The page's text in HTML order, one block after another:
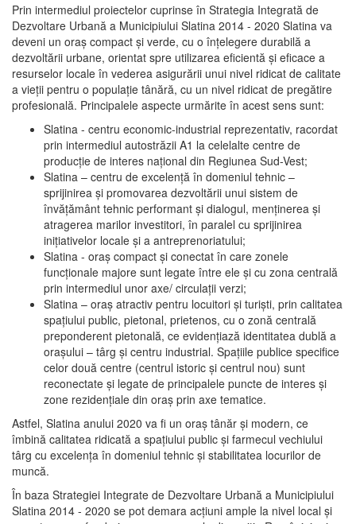
Prin intermediul proiectelor cuprinse în Strategia Integrată de
Dezvoltare Urbană a Municipiului Slatina 2014 - 2020 Slatina va
deveni un oraş compact şi verde, cu o înţelegere durabilă a
dezvoltării urbane, orientat spre utilizarea eficientă şi eficace a
resurselor locale în vederea asigurării unui nivel ridicat de calitate
a vieţii pentru o populaţie tânără, cu un nivel ridicat de pregătire
profesională. Principalele aspecte urmărite în acest sens sunt:
Slatina - centru economic-industrial reprezentativ, racordat
prin intermediul autostrăzii A1 la celelalte centre de
producţie de interes naţional din Regiunea Sud-Vest;
Slatina – centru de excelenţă în domeniul tehnic –
sprijinirea şi promovarea dezvoltării unui sistem de
învăţământ tehnic performant şi dialogul, menţinerea şi
atragerea marilor investitori, în paralel cu sprijinirea
iniţiativelor locale şi a antreprenoriatului;
Slatina - oraş compact şi conectat în care zonele
funcţionale majore sunt legate între ele şi cu zona centrală
prin intermediul unor axe/ circulații verzi;
Slatina – oraş atractiv pentru locuitori şi turişti, prin calitatea
spaţiului public, pietonal, prietenos, cu o zonă centrală
preponderent pietonală, ce evidenţiază identitatea dublă a
oraşului – târg şi centru industrial. Spaţiile publice specifice
celor două centre (centrul istoric şi centrul nou) sunt
reconectate şi legate de principalele puncte de interes şi
zone rezidenţiale din oraş prin axe tematice.
Astfel, Slatina anului 2020 va fi un oraş tânăr şi modern, ce
îmbină calitatea ridicată a spaţiului public şi farmecul vechiului
târg cu excelenţa în domeniul tehnic şi stabilitatea locurilor de
muncă.
În baza Strategiei Integrate de Dezvoltare Urbană a Municipiului
Slatina 2014 - 2020 se pot demara acţiuni ample la nivel local şi